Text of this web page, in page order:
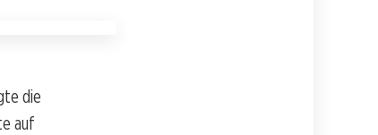
die
auf